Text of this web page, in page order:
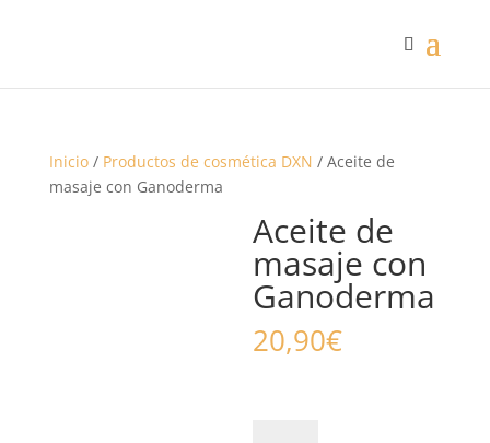
Inicio/ Productos de cosmética DXN / Aceite de
masaje con Ganoderma
Aceite de
masaje con
Ganoderma
20,90€